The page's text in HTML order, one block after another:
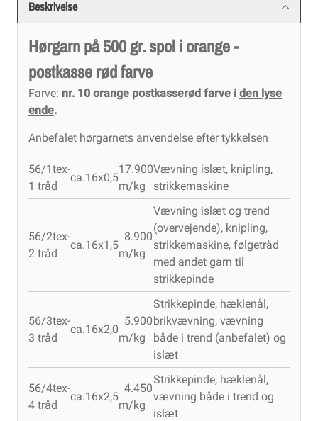
Beskrivelse
Hørgarn på 500 gr. spol i orange -
postkasse rød farve
Farve: nr. 10 orange postkasserød farve i den lyse
ende.
Anbefalet hørgarnets anvendelse efter tykkelsen
56/1tex-
1 tråd
ca.16x0,5
17.900
m/kg
Vævning islæt, knipling,
strikkemaskine
56/2tex-
2 tråd
ca.16x1,5
8.900
m/kg
Vævning islæt og trend
(overvejende), knipling,
strikkemaskine, følgetråd
med andet garn til
strikkepinde
56/3tex-
3 tråd
ca.16x2,0
5.900
m/kg
Strikkepinde, hæklenål,
brikvævning, vævning
både i trend (anbefalet) og
islæt
56/4tex-
4 tråd
ca.16x2,5
4.450
m/kg
Strikkepinde, hæklenål,
vævning både i trend og
islæt